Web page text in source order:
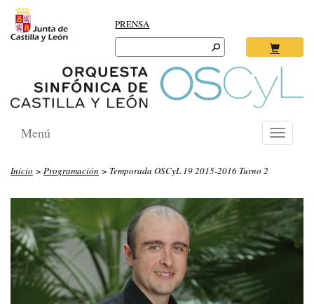
PRENSA
Search
for:
Toggle
Menú
Inicio > Programación > Temporada OSCyL 19 2015-2016 Turno 2